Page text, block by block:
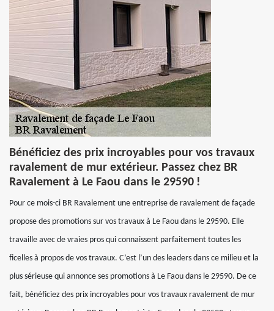
Bénéficiez des prix incroyables pour vos travaux
ravalement de mur extérieur. Passez chez BR
Ravalement à Le Faou dans le 29590 !
Pour ce mois-ci BR Ravalement une entreprise de ravalement de façade
propose des promotions sur vos travaux à Le Faou dans le 29590. Elle
travaille avec de vraies pros qui connaissent parfaitement toutes les
ficelles à propos de vos travaux. C’est l’un des leaders dans ce milieu et la
plus sérieuse qui annonce ses promotions à Le Faou dans le 29590. De ce
fait, bénéficiez des prix incroyables pour vos travaux ravalement de mur